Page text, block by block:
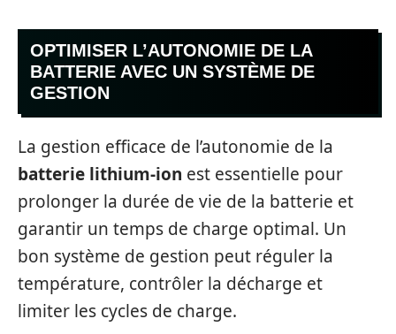
OPTIMISER L’AUTONOMIE DE LA
BATTERIE AVEC UN SYSTÈME DE
GESTION
La gestion efficace de l’autonomie de la
batterie lithium-ion est essentielle pour
prolonger la durée de vie de la batterie et
garantir un temps de charge optimal. Un
bon système de gestion peut réguler la
température, contrôler la décharge et
limiter les cycles de charge.